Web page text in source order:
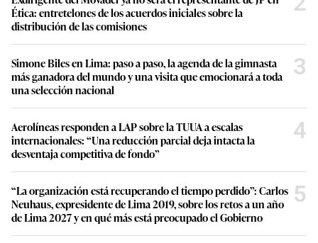
Ética: entretelones de los acuerdos iniciales sobre la
distribución de las comisiones
Simone Biles en Lima: paso a paso, la agenda de la gimnasta
más ganadora del mundo y una visita que emocionará a toda
una selección nacional
3
Aerolíneas responden a LAP sobre la TUUA a escalas
internacionales: “Una reducción parcial deja intacta la
desventaja competitiva de fondo”
4
“La organización está recuperando el tiempo perdido”: Carlos
Neuhaus, expresidente de Lima 2019, sobre los retos a un año
de Lima 2027 y en qué más está preocupado el Gobierno
5